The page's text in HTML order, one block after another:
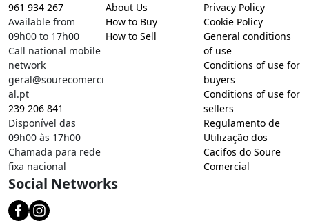
961 934 267
Available from
09h00 to 17h00
Call national mobile
network
geral@sourecomerci
al.pt
239 206 841
Disponível das
09h00 às 17h00
Chamada para rede
fixa nacional
About Us
How to Buy
How to Sell
Privacy Policy
Cookie Policy
General conditions
of use
Conditions of use for
buyers
Conditions of use for
sellers
Regulamento de
Utilização dos
Cacifos do Soure
Comercial
Social Networks